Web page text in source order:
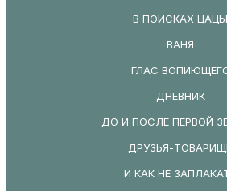
В ПОИСКАХ ЦАЦЫ
ВАНЯ
ГЛАС
ДНЕВНИК
ДО И ПОСЛЕ ПЕРВОЙ
ДРУЗЬЯ-
И КАК НЕ